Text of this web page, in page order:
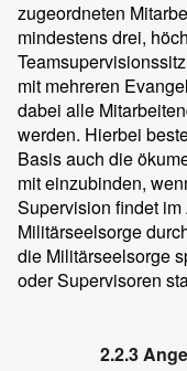
zugeordneten
mindestens drei,
mit mehreren
dabei alle
werden. Hierbei
Basis auch die
mit einzubinden,
Supervision findet
Militärseelsorge
die Militärseelsorge
oder Supervisoren
2.2.3